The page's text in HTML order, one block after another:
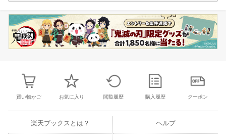
買い物かご お気に入り 閲覧履歴 購入履歴 クーポン
楽天ブックスとは？ ヘルプ